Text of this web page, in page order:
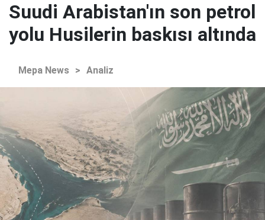
Suudi Arabistan'ın son petrol
yolu Husilerin baskısı altında
Mepa News > Analiz